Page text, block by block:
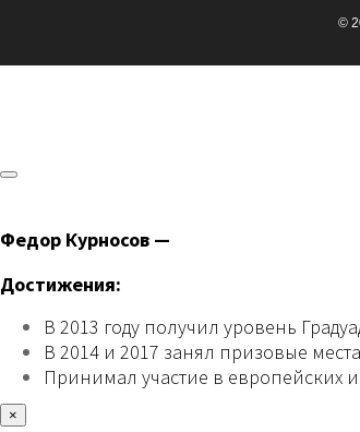
©
Федор Курносов —
Достижения:
В 2013 году получил уровень
В 2014 и 2017 занял призовые
Принимал участие в европейских
×